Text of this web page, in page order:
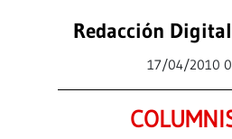
Redacción
17/04/2010